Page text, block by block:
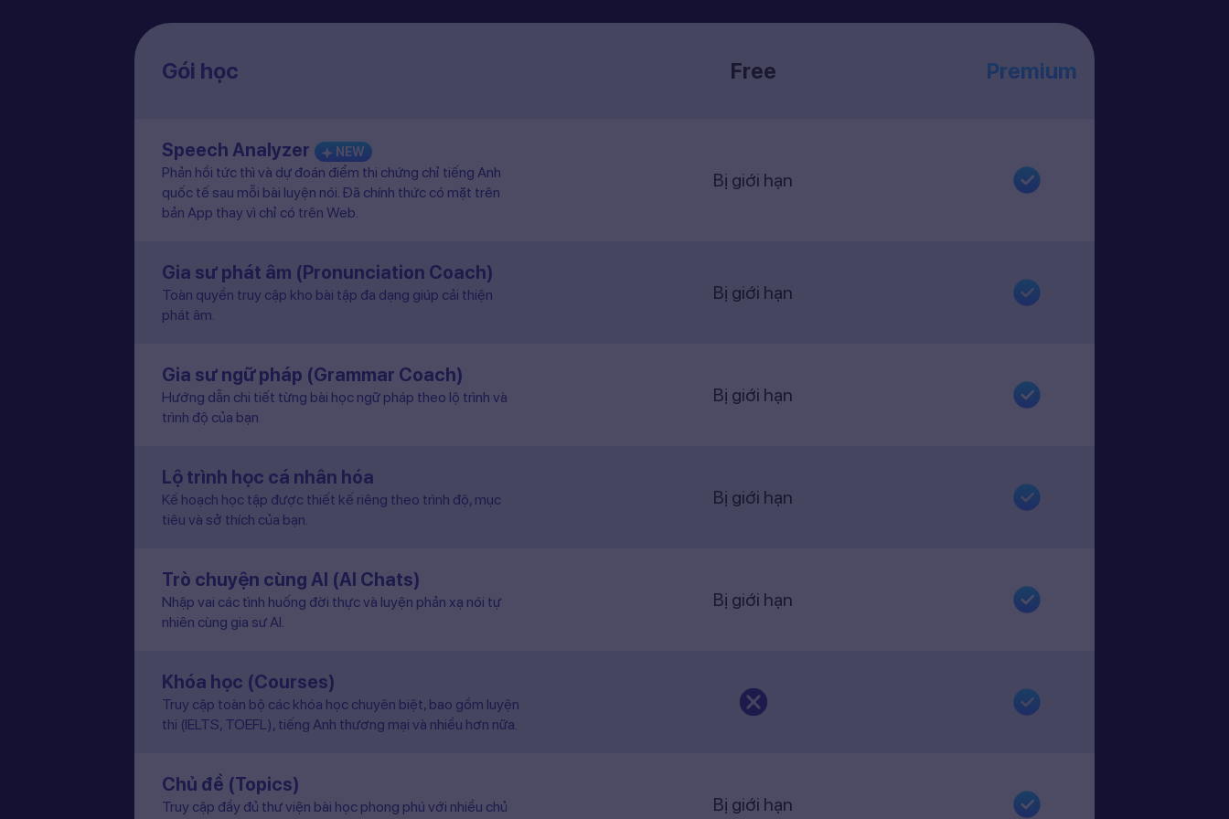
Gói học Free Premium
Speech Analyzer NEW
Phản hồi tức thì và dự đoán điểm thi chứng chỉ tiếng Anh
quốc tế sau mỗi bài luyện nói. Đã chính thức có mặt trên
bản App thay vì chỉ có trên Web.
Bị giới hạn
Gia sư phát âm (Pronunciation Coach)
Toàn quyền truy cập kho bài tập đa dạng giúp cải thiện
phát âm.
Bị giới hạn
Gia sư ngữ pháp (Grammar Coach)
Hướng dẫn chi tiết từng bài học ngữ pháp theo lộ trình và
trình độ của bạn
Bị giới hạn
Lộ trình học cá nhân hóa
Kế hoạch học tập được thiết kế riêng theo trình độ, mục
tiêu và sở thích của bạn.
Bị giới hạn
Trò chuyện cùng AI (AI Chats)
Nhập vai các tình huống đời thực và luyện phản xạ nói tự
nhiên cùng gia sư AI.
Bị giới hạn
Khóa học (Courses)
Truy cập toàn bộ các khóa học chuyên biệt, bao gồm luyện
thi (IELTS, TOEFL), tiếng Anh thương mại và nhiều hơn nữa.
Chủ đề (Topics)
Truy cập đầy đủ thư viện bài học phong phú với nhiều chủ
Bị giới hạn